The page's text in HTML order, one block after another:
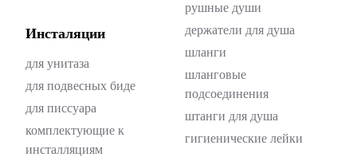
Инсталяции
для унитаза
для подвесных биде
для писсуара
комплектующие к
инсталляциям
рушные души
держатели для душа
шланги
шланговые
подсоединения
штанги для душа
гигиенические лейки